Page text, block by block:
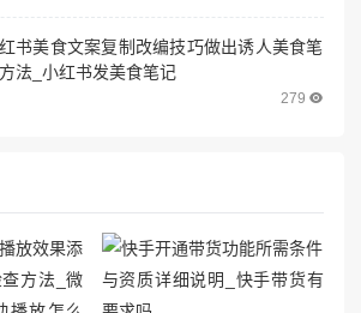
书美食文案复制改编技巧做出诱人美食笔
法_小红书发美食笔记
279